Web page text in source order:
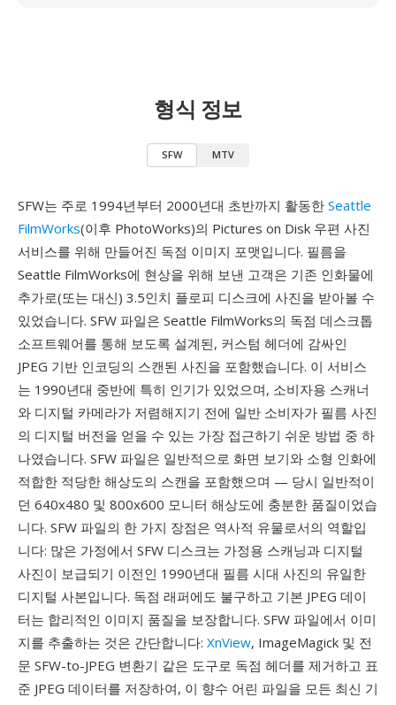
형식 정보
SFW MTV
SFW는 주로 1994년부터 2000년대 초반까지 활동한 Seattle
FilmWorks(이후 PhotoWorks)의 Pictures on Disk 우편 사진
서비스를 위해 만들어진 독점 이미지 포맷입니다. 필름을
Seattle FilmWorks에 현상을 위해 보낸 고객은 기존 인화물에
추가로(또는 대신) 3.5인치 플로피 디스크에 사진을 받아볼 수
있었습니다. SFW 파일은 Seattle FilmWorks의 독점 데스크톱
소프트웨어를 통해 보도록 설계된, 커스텀 헤더에 감싸인
JPEG 기반 인코딩의 스캔된 사진을 포함했습니다. 이 서비스
는 1990년대 중반에 특히 인기가 있었으며, 소비자용 스캐너
와 디지털 카메라가 저렴해지기 전에 일반 소비자가 필름 사진
의 디지털 버전을 얻을 수 있는 가장 접근하기 쉬운 방법 중 하
나였습니다. SFW 파일은 일반적으로 화면 보기와 소형 인화에
적합한 적당한 해상도의 스캔을 포함했으며 — 당시 일반적이
던 640x480 및 800x600 모니터 해상도에 충분한 품질이었습
니다. SFW 파일의 한 가지 장점은 역사적 유물로서의 역할입
니다: 많은 가정에서 SFW 디스크는 가정용 스캐닝과 디지털
사진이 보급되기 이전인 1990년대 필름 시대 사진의 유일한
디지털 사본입니다. 독점 래퍼에도 불구하고 기본 JPEG 데이
터는 합리적인 이미지 품질을 보장합니다. SFW 파일에서 이미
지를 추출하는 것은 간단합니다: XnView, ImageMagick 및 전
문 SFW-to-JPEG 변환기 같은 도구로 독점 헤더를 제거하고 표
준 JPEG 데이터를 저장하여, 이 향수 어린 파일을 모든 최신 기